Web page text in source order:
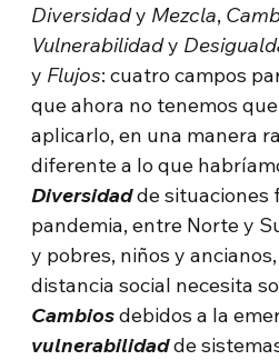
Diversidady Mezcla,
Vulnerabilidady
y Flujos: cuatro campos
que ahora no tenemos
aplicarlo, en una manera
diferente a lo que
Diversidadde situaciones
pandemia, entre Norte y
y pobres, niños y
distancia social necesita
Cambiosdebidos a la
vulnerabilidadde